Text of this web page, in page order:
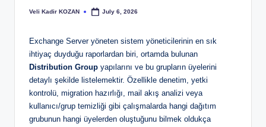
Posted
Veli Kadir KOZAN July 6, 2026
Exchange Server yöneten sistem yöneticilerinin en sık
ihtiyaç duyduğu raporlardan biri, ortamda bulunan
Distribution Group yapılarını ve bu grupların üyelerini
detaylı şekilde listelemektir. Özellikle denetim, yetki
kontrolü, migration hazırlığı, mail akış analizi veya
kullanıcı/grup temizliği gibi çalışmalarda hangi dağıtım
grubunun hangi üyelerden oluştuğunu bilmek oldukça